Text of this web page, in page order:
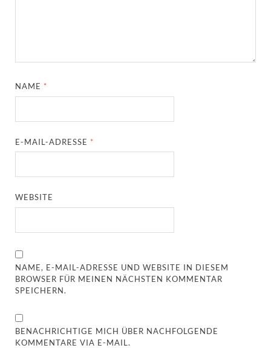
NAME *
E-MAIL-ADRESSE *
WEBSITE
NAME, E-MAIL-ADRESSE UND WEBSITE IN DIESEM
BROWSER FÜR MEINEN NÄCHSTEN KOMMENTAR
SPEICHERN.
BENACHRICHTIGE MICH ÜBER NACHFOLGENDE
KOMMENTARE VIA E-MAIL.